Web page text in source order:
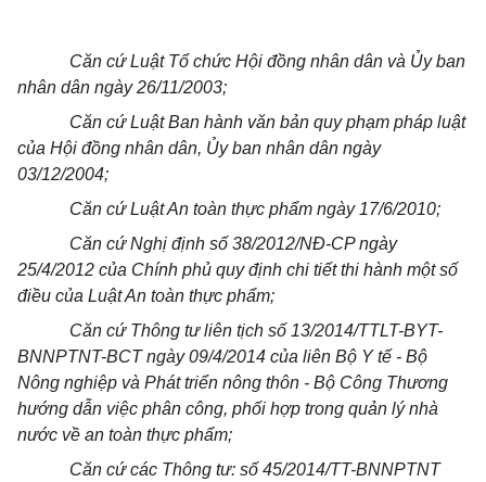
Căn cứ Luật Tổ chức Hội đồng nhân dân và Ủy ban
nhân dân ngày 26/11/2003;
Căn cứ Luật Ban hành văn bản quy phạm pháp luật
của Hội đồng nhân dân, Ủy ban nhân dân ngày
03/12/2004;
Căn cứ Luật An toàn thực phẩm ngày 17/6/2010;
Căn cứ Nghị định số 38/2012/NĐ-CP ngày
25/4/2012 của Chính phủ quy định chi tiết thi hành một số
điều của Luật An toàn thực phẩm;
Căn cứ Thông tư liên tịch số 13/2014/TTLT-BYT-
BNNPTNT-BCT ngày 09/4/2014 của liên Bộ Y tế - Bộ
Nông nghiệp và Phát triển nông thôn - Bộ Công Thương
hướng dẫn việc phân công, phối hợp trong quản lý nhà
nước về an toàn thực phẩm;
Căn cứ các Thông tư: số 45/2014/TT-BNNPTNT